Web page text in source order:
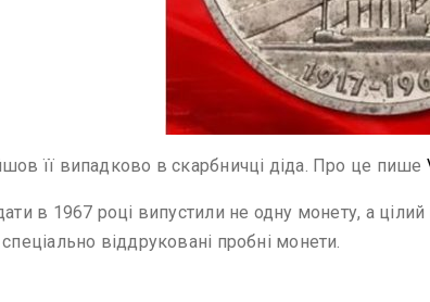
її випадково в скарбничці діда. Про це пише
в 1967 році випустили не одну монету, а
віддруковані пробні монети.